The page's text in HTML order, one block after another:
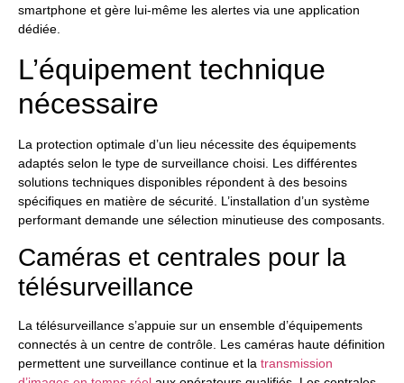
smartphone et gère lui-même les alertes via une application
dédiée.
L’équipement technique
nécessaire
La protection optimale d’un lieu nécessite des équipements
adaptés selon le type de surveillance choisi. Les différentes
solutions techniques disponibles répondent à des besoins
spécifiques en matière de sécurité. L’installation d’un système
performant demande une sélection minutieuse des composants.
Caméras et centrales pour la
télésurveillance
La télésurveillance s’appuie sur un ensemble d’équipements
connectés à un centre de contrôle. Les caméras haute définition
permettent une surveillance continue et la transmission